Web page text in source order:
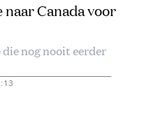
Canada voor
nog nooit eerder